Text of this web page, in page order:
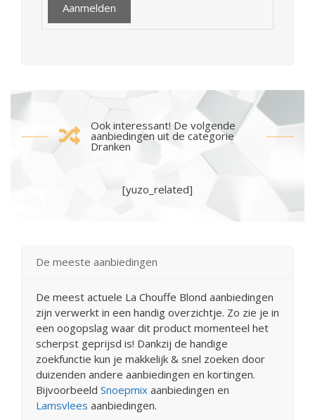
Ook interessant! De volgende
aanbiedingen uit de categorie
Dranken
[yuzo_related]
De meeste aanbiedingen
De meest actuele La Chouffe Blond aanbiedingen
zijn verwerkt in een handig overzichtje. Zo zie je in
een oogopslag waar dit product momenteel het
scherpst geprijsd is! Dankzij de handige
zoekfunctie kun je makkelijk & snel zoeken door
duizenden andere aanbiedingen en kortingen.
Bijvoorbeeld Snoepmix aanbiedingen en
Lamsvlees aanbiedingen.